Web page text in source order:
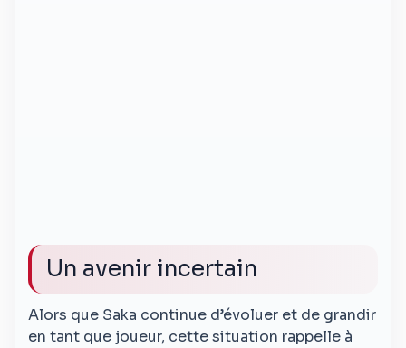
Un avenir incertain
Alors que Saka continue d’évoluer et de grandir
en tant que joueur, cette situation rappelle à